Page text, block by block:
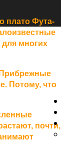
плато Фута-
многих
Потому, что
почти,